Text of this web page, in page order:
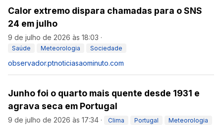
Calor extremo dispara chamadas para o SNS
24 em julho
9 de julho de 2026 às 18:03 ·
Saúde Meteorologia Sociedade
observador.ptnoticiasaominuto.com
Junho foi o quarto mais quente desde 1931 e
agrava seca em Portugal
9 de julho de 2026 às 17:34 · Clima Portugal Meteorologia